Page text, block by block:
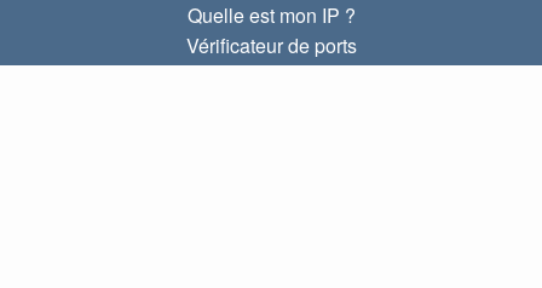
Quelle est mon IP ?
Vérificateur de ports